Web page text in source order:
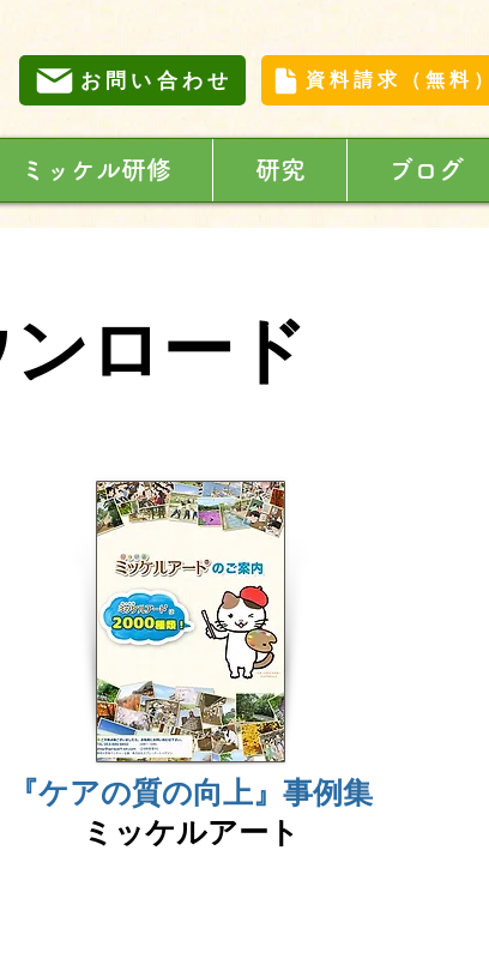
お問い合わせ 資料請求（無料）
ミッケル研修 研究 ブログ
ロード
『ケアの質の向上』事例集
​ミッケルアート